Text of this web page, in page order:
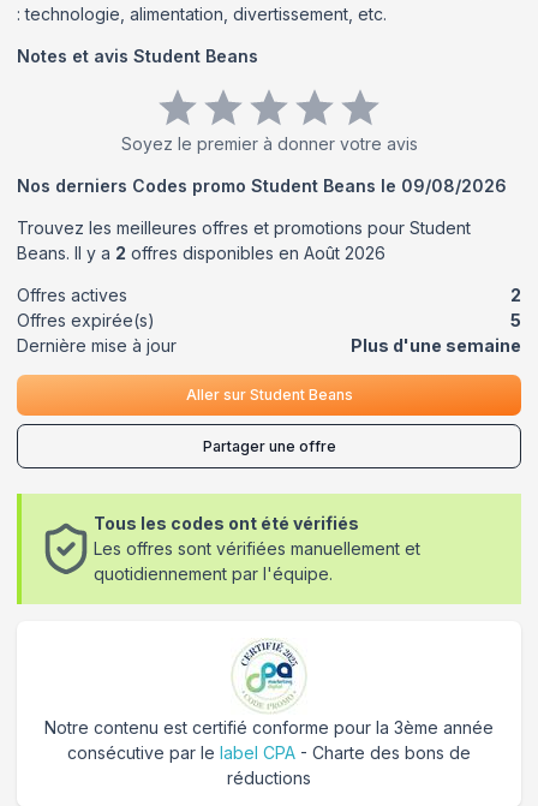
: technologie, alimentation, divertissement, etc.
Notes et avis Student Beans
Soyez le premier à donner votre avis
Nos derniers Codes promo Student Beans le 09/08/2026
Trouvez les meilleures offres et promotions pour Student
Beans. Il y a 2 offres disponibles en Août 2026
Offres actives
2
Offres expirée(s)
5
Dernière mise à jour
Plus d'une semaine
Aller sur Student Beans
Partager une offre
Tous les codes ont été vérifiés
Les offres sont vérifiées manuellement et
quotidiennement par l'équipe.
Notre contenu est certifié conforme pour la 3ème année
consécutive par le label CPA - Charte des bons de
réductions